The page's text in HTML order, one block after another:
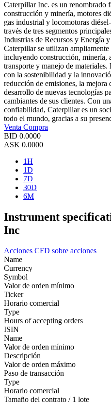
Caterpillar Inc. es un renombrado
construcción y minería, motores
gas industrial y locomotoras
través de tres segmentos
Industrias de Recursos y Energía
Caterpillar se utilizan ampliamente
incluyendo construcción, minería,
transporte y manejo de materiales.
con la sostenibilidad y la
reducción de emisiones, la mejora
desarrollo de nuevas tecnologías
cambiantes de sus clientes. Con
confiabilidad, Caterpillar es un
todo el mundo, gracias a su
Venta Compra
BID 0.0000
ASK 0.0000
1H
1D
7D
30D
6M
Instrument
Inc
Acciones CFD sobre acciones
Name
Currency
Symbol
Valor de orden mínimo
Ticker
Horario comercial
Type
Hours of accepting orders
ISIN
Name
Valor de orden mínimo
Descripción
Valor de orden máximo
Paso de transacción
Type
Horario comercial
Tamaño del contrato / 1 lote